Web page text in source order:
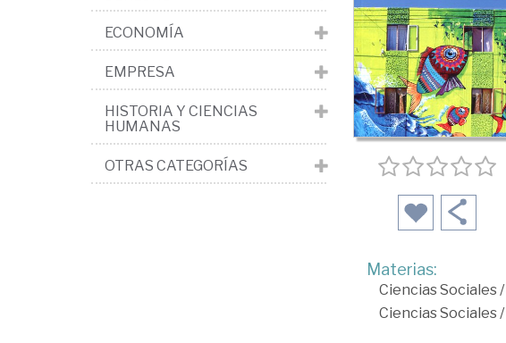
Materias:
Ciencias Sociales/
Ciencias Sociales/
ECONOMÍA
EMPRESA
HISTORIA Y CIENCIAS
HUMANAS
OTRAS CATEGORÍAS